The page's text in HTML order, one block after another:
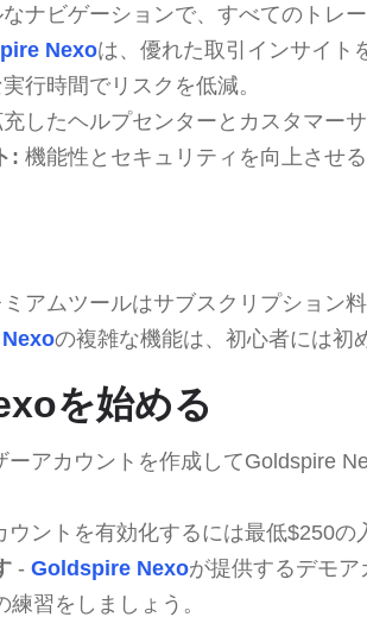
ナビゲーションで、すべてのトレ
Nexoは、優れた取引インサイト
行時間でリスクを低減。
したヘルプセンターとカスタマーサ
: 機能性とセキュリティを向上させ
アムツールはサブスクリプション料
の複雑な機能は、初心者には初
を始める
アカウントを作成してGoldspire
ントを有効化するには最低$250の
- Goldspire Nexoが提供するデモア
習をしましょう。